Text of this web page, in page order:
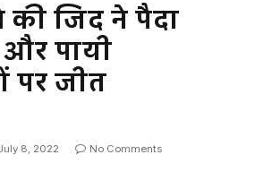
की जिद ने पैदा
पायी
पर जीत
8, 2022 No Comments